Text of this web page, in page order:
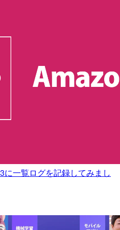
に一覧ログを記録してみまし